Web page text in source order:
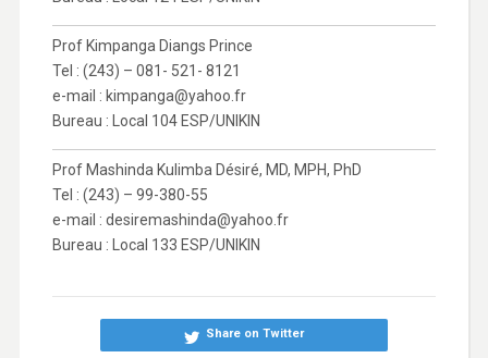
Prof Kimpanga Diangs Prince
Tel : (243) – 081- 521- 8121
e-mail : kimpanga@yahoo.fr
Bureau : Local 104 ESP/UNIKIN
Prof Mashinda Kulimba Désiré, MD, MPH, PhD
Tel : (243) – 99-380-55
e-mail : desiremashinda@yahoo.fr
Bureau : Local 133 ESP/UNIKIN
Share on Twitter